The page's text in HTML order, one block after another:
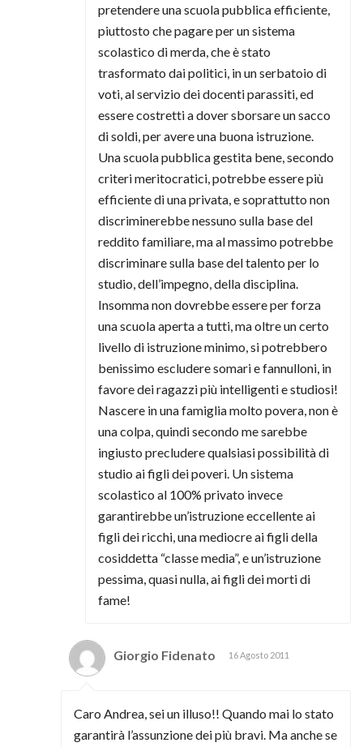
pretendere una scuola pubblica efficiente,
piuttosto che pagare per un sistema
scolastico di merda, che è stato
trasformato dai politici, in un serbatoio di
voti, al servizio dei docenti parassiti, ed
essere costretti a dover sborsare un sacco
di soldi, per avere una buona istruzione.
Una scuola pubblica gestita bene, secondo
criteri meritocratici, potrebbe essere più
efficiente di una privata, e soprattutto non
discriminerebbe nessuno sulla base del
reddito familiare, ma al massimo potrebbe
discriminare sulla base del talento per lo
studio, dell’impegno, della disciplina.
Insomma non dovrebbe essere per forza
una scuola aperta a tutti, ma oltre un certo
livello di istruzione minimo, si potrebbero
benissimo escludere somari e fannulloni, in
favore dei ragazzi più intelligenti e studiosi!
Nascere in una famiglia molto povera, non è
una colpa, quindi secondo me sarebbe
ingiusto precludere qualsiasi possibilità di
studio ai figli dei poveri. Un sistema
scolastico al 100% privato invece
garantirebbe un’istruzione eccellente ai
figli dei ricchi, una mediocre ai figli della
cosiddetta “classe media”, e un’istruzione
pessima, quasi nulla, ai figli dei morti di
fame!
Giorgio Fidenato 16 Agosto 2011
Caro Andrea, sei un illuso!! Quando mai lo stato
garantirà l’assunzione dei più bravi. Ma anche se